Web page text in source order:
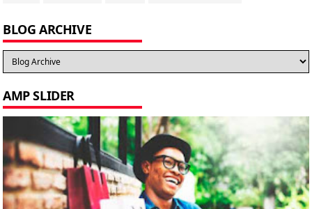
BLOG ARCHIVE
AMP SLIDER